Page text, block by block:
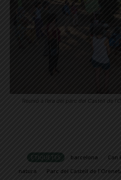
Reunió a l’era del parc del Castell de
ETIQUETES barcelona Can
natura
Parc del Castell de